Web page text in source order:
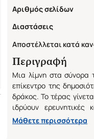
Αριθμός σελίδων
Διαστάσεις
Αποστέλλεται κατά
Περιγραφή
Μια λίμνη στα
επίκεντρο της
δράκος. Το τέρας
ιδρύουν ερευνητικές
θεωρίες και ευρήματα.
της δρακολογικό
Μάθετε περισσότερα